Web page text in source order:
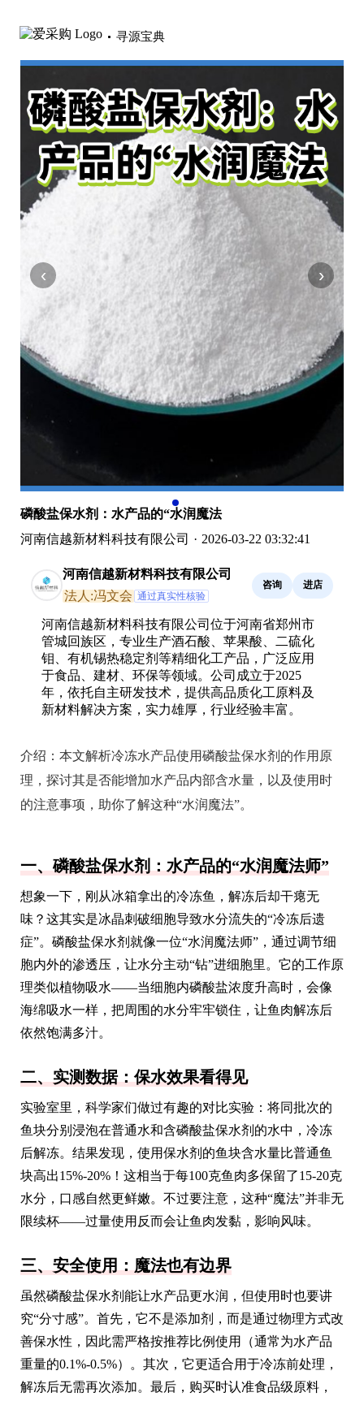
寻源宝典
‹ ›
磷酸盐保水剂：水产品的“水润魔法
河南信越新材料科技有限公司 · 2026-03-22 03:32:41
河南信越新材料科技有限公司
法人:冯文会 通过真实性核验
咨询 进店
河南信越新材料科技有限公司位于河南省郑州市
管城回族区，专业生产酒石酸、苹果酸、二硫化
钼、有机锡热稳定剂等精细化工产品，广泛应用
于食品、建材、环保等领域。公司成立于2025
年，依托自主研发技术，提供高品质化工原料及
新材料解决方案，实力雄厚，行业经验丰富。
介绍： 本文解析冷冻水产品使用磷酸盐保水剂的作用原
理，探讨其是否能增加水产品内部含水量，以及使用时
的注意事项，助你了解这种“水润魔法”。
一、磷酸盐保水剂：水产品的“水润魔法师”
想象一下，刚从冰箱拿出的冷冻鱼，解冻后却干瘪无
味？这其实是冰晶刺破细胞导致水分流失的“冷冻后遗
症”。磷酸盐保水剂就像一位“水润魔法师”，通过调节细
胞内外的渗透压，让水分主动“钻”进细胞里。它的工作原
理类似植物吸水——当细胞内磷酸盐浓度升高时，会像
海绵吸水一样，把周围的水分牢牢锁住，让鱼肉解冻后
依然饱满多汁。
二、实测数据：保水效果看得见
实验室里，科学家们做过有趣的对比实验：将同批次的
鱼块分别浸泡在普通水和含磷酸盐保水剂的水中，冷冻
后解冻。结果发现，使用保水剂的鱼块含水量比普通鱼
块高出15%-20%！这相当于每100克鱼肉多保留了15-20克
水分，口感自然更鲜嫩。不过要注意，这种“魔法”并非无
限续杯——过量使用反而会让鱼肉发黏，影响风味。
三、安全使用：魔法也有边界
虽然磷酸盐保水剂能让水产品更水润，但使用时也要讲
究“分寸感”。首先，它不是添加剂，而是通过物理方式改
善保水性，因此需严格按推荐比例使用（通常为水产品
重量的0.1%-0.5%）。其次，它更适合用于冷冻前处理，
解冻后无需再次添加。最后，购买时认准食品级原料，